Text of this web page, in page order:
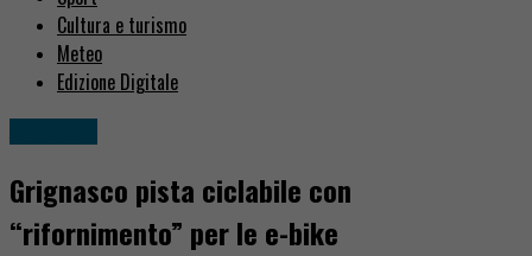
Cultura e turismo
Meteo
Edizione Digitale
Grignasco pista ciclabile con
“rifornimento” per le e-bike